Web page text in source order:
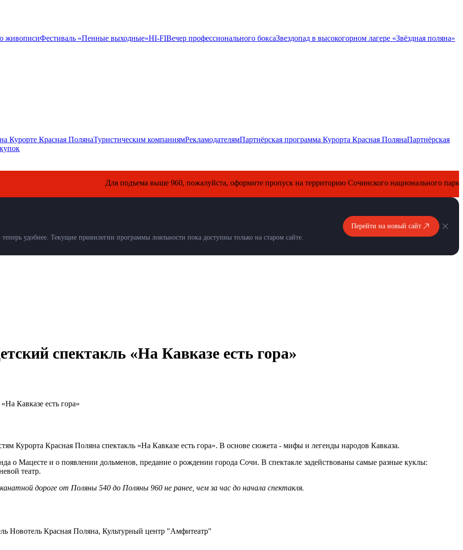
живописиФестиваль «Пенные выходные»HI-FIВечер профессионального боксаЗвездопад в высокогорном лагере «Звёздная поляна»
Курорте Красная ПолянаТуристическим компаниямРекламодателямПартнёрская программа Курорта Красная ПолянаПартнёрская
Для подъема выше 960, пожалуйста, оформите пропуск на территорию Сочинского национального парка.
удобнее. Текущие привилегии программы лояльности пока доступны только на старом сайте.
Перейти на новый сайт
спектакль «На Кавказе есть гора»
Кавказе есть гора»
Курорта Красная Поляна спектакль «На Кавказе есть гора». В основе сюжета - мифы и легенды народов Кавказа.
о Мацесте и о появлении дольменов, предание о рождении города Сочи. В спектакле задействованы самые разные куклы:
театр.
дороге от Поляны 540 до Поляны 960 не ранее, чем за час до начала спектакля.
Новотель Красная Поляна, Культурный центр "Амфитеатр"